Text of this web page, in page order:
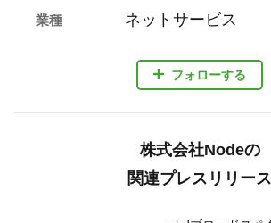
フォローする
業種 ネットサービス
株式会社Nodeの
関連プレスリリース